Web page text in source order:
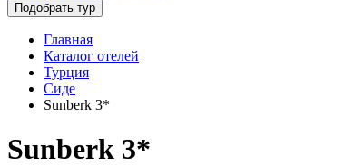
Подобрать тур
Главная
Каталог отелей
Турция
Сиде
Sunberk 3*
Sunberk 3*